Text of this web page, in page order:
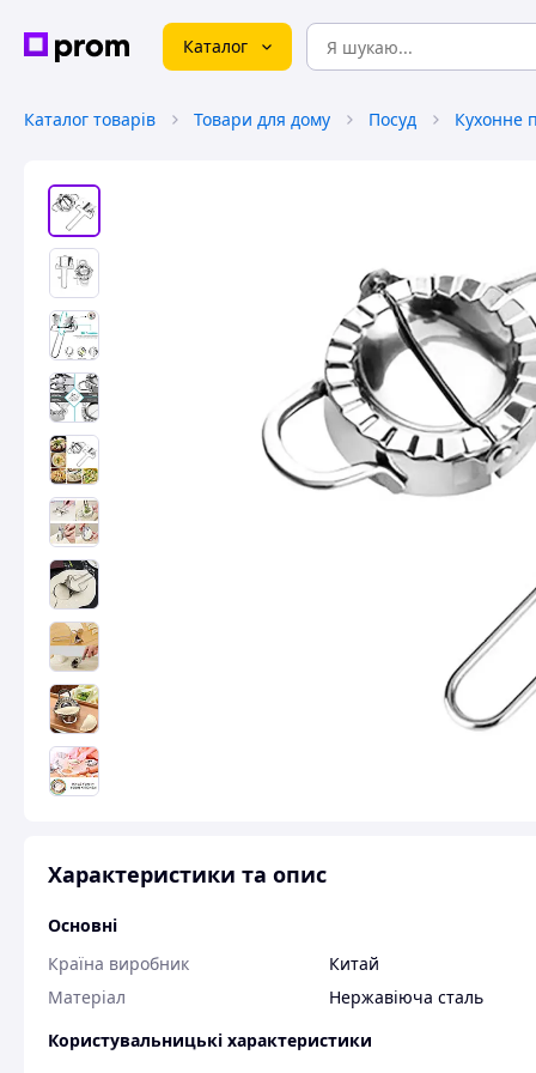
Каталог
Каталог товарів Товари для дому Посуд Кухонне
Характеристики та опис
Основні
Країна виробник
Китай
Матеріал
Нержавіюча сталь
Користувальницькі характеристики